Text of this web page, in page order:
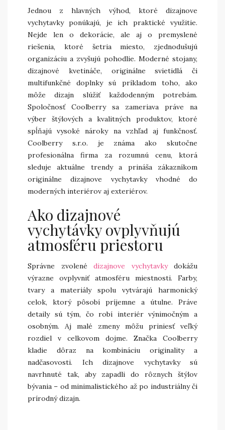
Jednou z hlavných výhod, ktoré dizajnove
vychytavky ponúkajú, je ich praktické využitie.
Nejde len o dekorácie, ale aj o premyslené
riešenia, ktoré šetria miesto, zjednodušujú
organizáciu a zvyšujú pohodlie. Moderné stojany,
dizajnové kvetináče, originálne svietidlá či
multifunkčné doplnky sú príkladom toho, ako
môže dizajn slúžiť každodenným potrebám.
Spoločnosť Coolberry sa zameriava práve na
výber štýlových a kvalitných produktov, ktoré
spĺňajú vysoké nároky na vzhľad aj funkčnosť.
Coolberry s.r.o. je známa ako skutočne
profesionálna firma za rozumnú cenu, ktorá
sleduje aktuálne trendy a prináša zákazníkom
originálne dizajnove vychytavky vhodné do
moderných interiérov aj exteriérov.
Ako dizajnové
vychytávky ovplyvňujú
atmosféru priestoru
Správne zvolené dizajnove vychytavkydokážu
výrazne ovplyvniť atmosféru miestnosti. Farby,
tvary a materiály spolu vytvárajú harmonický
celok, ktorý pôsobí príjemne a útulne. Práve
detaily sú tým, čo robí interiér výnimočným a
osobným. Aj malé zmeny môžu priniesť veľký
rozdiel v celkovom dojme. Značka Coolberry
kladie dôraz na kombináciu originality a
nadčasovosti. Ich dizajnove vychytavky sú
navrhnuté tak, aby zapadli do rôznych štýlov
bývania – od minimalistického až po industriálny či
prírodný dizajn.